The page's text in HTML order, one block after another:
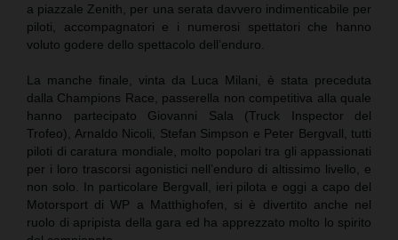
a piazzale Zenith, per una serata davvero indimenticabile per
piloti, accompagnatori e i numerosi spettatori che hanno
voluto godere dello spettacolo dell’enduro.
La manche finale, vinta da Luca Milani, è stata preceduta
dalla Champions Race, passerella non competitiva alla quale
hanno partecipato Giovanni Sala (Truck Inspector del
Trofeo), Arnaldo Nicoli, Stefan Simpson e Peter Bergvall, tutti
piloti di caratura mondiale, molto popolari tra gli appassionati
per i loro trascorsi agonistici nell’enduro di altissimo livello, e
non solo. In particolare Bergvall, ieri pilota e oggi a capo del
Motorsport di WP a Matthighofen, si è divertito anche nel
ruolo di apripista della gara ed ha apprezzato molto lo spirito